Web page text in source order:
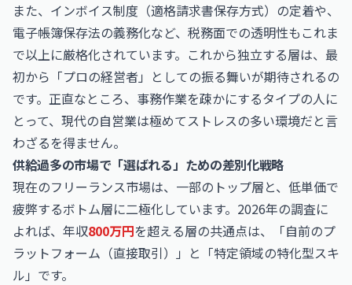
また、インボイス制度（適格請求書保存方式）の定着や、
電子帳簿保存法の義務化など、税務面での透明性もこれま
で以上に厳格化されています。これから独立する層は、最
初から「プロの経営者」としての振る舞いが期待されるの
です。正直なところ、事務作業を疎かにするタイプの人に
とって、現代の自営業は極めてストレスの多い環境だと言
わざるを得ません。
供給過多の市場で「選ばれる」ための差別化戦略
現在のフリーランス市場は、一部のトップ層と、低単価で
疲弊するボトム層に二極化しています。2026年の調査に
よれば、年収800万円を超える層の共通点は、「自前のプ
ラットフォーム（直接取引）」と「特定領域の特化型スキ
ル」です。